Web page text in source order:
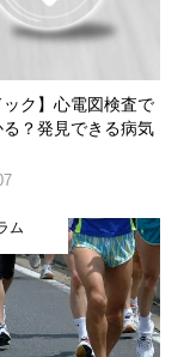
ック】心電図検査で
？発見できる病気
ム